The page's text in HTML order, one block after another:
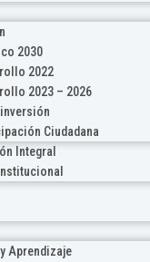
2030
2022
2023 – 2026
Ciudadana
Integral
Aprendizaje